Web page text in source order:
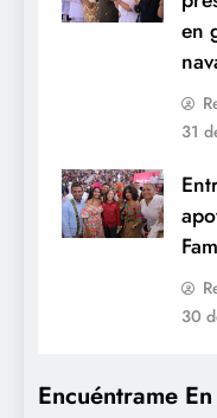
Encuéntrame En
en
31
30